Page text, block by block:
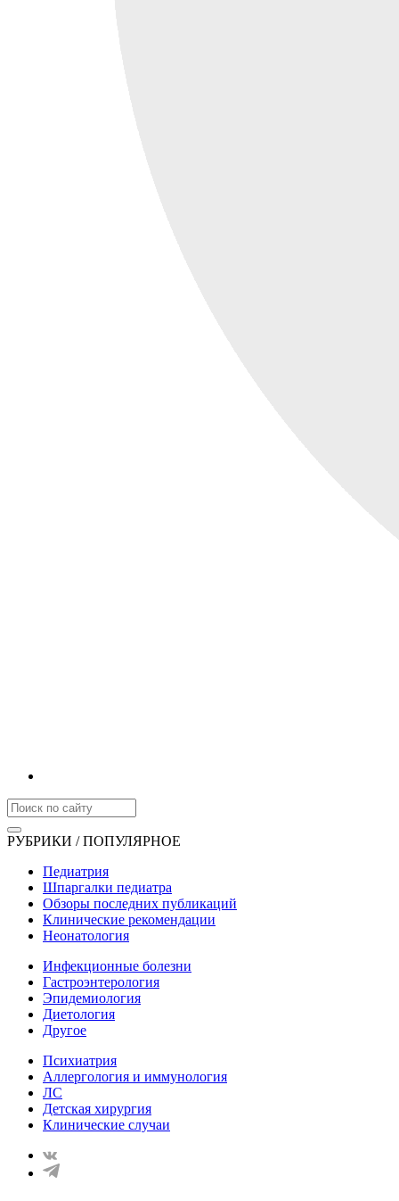
РУБРИКИ / ПОПУЛЯРНОЕ
Педиатрия
Шпаргалки педиатра
Обзоры последних публикаций
Клинические рекомендации
Неонатология
Инфекционные болезни
Гастроэнтерология
Эпидемиология
Диетология
Другое
Психиатрия
Аллергология и иммунология
ЛС
Детская хирургия
Клинические случаи